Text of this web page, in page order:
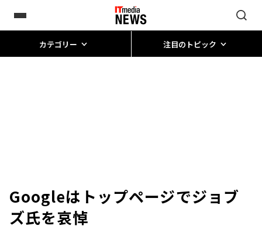
カテゴリー 注目のトピック
Googleはトップページでジョブ
ズ氏を哀悼